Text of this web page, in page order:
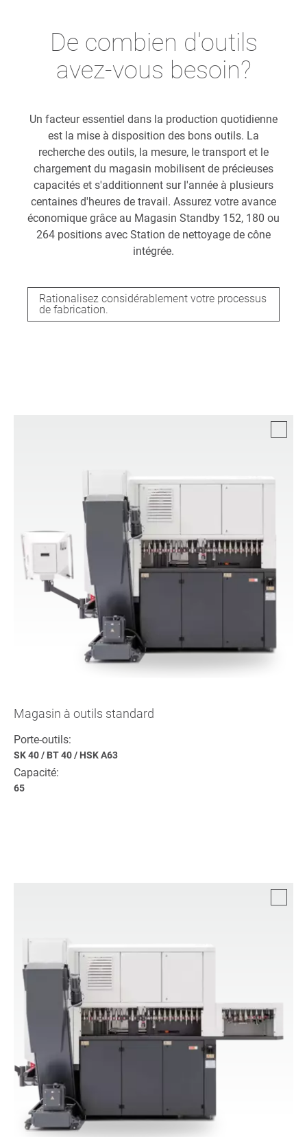
De combien d'outils
avez-vous besoin?
Un facteur essentiel dans la production quotidienne
est la mise à disposition des bons outils. La
recherche des outils, la mesure, le transport et le
chargement du magasin mobilisent de précieuses
capacités et s'additionnent sur l'année à plusieurs
centaines d'heures de travail. Assurez votre avance
économique grâce au Magasin Standby 152, 180 ou
264 positions avec Station de nettoyage de cône
intégrée.
Rationalisez considérablement votre processus
de fabrication.
Magasin à outils standard
Porte-outils:
SK 40/ BT 40/ HSK A63
Capacité:
65